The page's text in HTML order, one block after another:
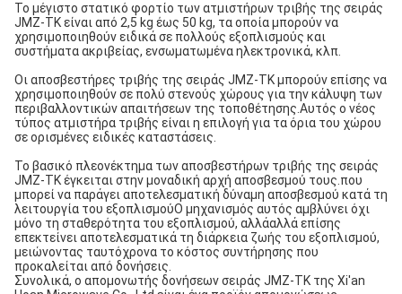
Το μέγιστο στατικό φορτίο των ατμιστήρων τριβής της σειράς
JMZ-TK είναι από 2,5 kg έως 50 kg, τα οποία μπορούν να
χρησιμοποιηθούν ειδικά σε πολλούς εξοπλισμούς και
συστήματα ακριβείας, ενσωματωμένα ηλεκτρονικά, κλπ.
Οι αποσβεστήρες τριβής της σειράς JMZ-TK μπορούν επίσης να
χρησιμοποιηθούν σε πολύ στενούς χώρους για την κάλυψη των
περιβαλλοντικών απαιτήσεων της τοποθέτησης.Αυτός ο νέος
τύπος ατμιστήρα τριβής είναι η επιλογή για τα όρια του χώρου
σε ορισμένες ειδικές καταστάσεις.
Το βασικό πλεονέκτημα των αποσβεστήρων τριβής της σειράς
JMZ-TK έγκειται στην μοναδική αρχή αποσβεσμού τους.που
μπορεί να παράγει αποτελεσματική δύναμη αποσβεσμού κατά τη
λειτουργία του εξοπλισμούΟ μηχανισμός αυτός αμβλύνει όχι
μόνο τη σταθερότητα του εξοπλισμού, αλλάαλλά επίσης
επεκτείνει αποτελεσματικά τη διάρκεια ζωής του εξοπλισμού,
μειώνοντας ταυτόχρονα το κόστος συντήρησης που
προκαλείται από δονήσεις.
Συνολικά, ο απομονωτής δονήσεων σειράς JMZ-TK της Xi'an